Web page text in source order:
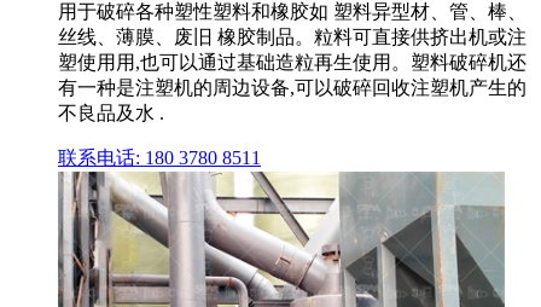
用于破碎各种塑性塑料和橡胶如 塑料异型材、管、棒、
丝线、薄膜、废旧 橡胶制品。粒料可直接供挤出机或注
塑使用用,也可以通过基础造粒再生使用。塑料破碎机还
有一种是注塑机的周边设备,可以破碎回收注塑机产生的
不良品及水 .
联系电话: 180 3780 8511